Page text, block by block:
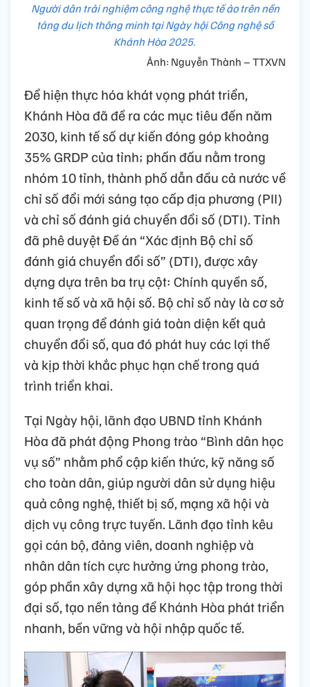
Người dân trải nghiệm công nghệ thực tế ảo trên nền
tảng du lịch thông minh tại Ngày hội Công nghệ số
Khánh Hòa 2025.
Ảnh: Nguyễn Thành – TTXVN
Để hiện thực hóa khát vọng phát triển,
Khánh Hòa đã đề ra các mục tiêu đến năm
2030, kinh tế số dự kiến đóng góp khoảng
35% GRDP của tỉnh; phấn đấu nằm trong
nhóm 10 tỉnh, thành phố dẫn đầu cả nước về
chỉ số đổi mới sáng tạo cấp địa phương (PII)
và chỉ số đánh giá chuyển đổi số (DTI). Tỉnh
đã phê duyệt Đề án “Xác định Bộ chỉ số
đánh giá chuyển đổi số” (DTI), được xây
dựng dựa trên ba trụ cột: Chính quyền số,
kinh tế số và xã hội số. Bộ chỉ số này là cơ sở
quan trọng để đánh giá toàn diện kết quả
chuyển đổi số, qua đó phát huy các lợi thế
và kịp thời khắc phục hạn chế trong quá
trình triển khai.
Tại Ngày hội, lãnh đạo UBND tỉnh Khánh
Hòa đã phát động Phong trào “Bình dân học
vụ số” nhằm phổ cập kiến thức, kỹ năng số
cho toàn dân, giúp người dân sử dụng hiệu
quả công nghệ, thiết bị số, mạng xã hội và
dịch vụ công trực tuyến. Lãnh đạo tỉnh kêu
gọi cán bộ, đảng viên, doanh nghiệp và
nhân dân tích cực hưởng ứng phong trào,
góp phần xây dựng xã hội học tập trong thời
đại số, tạo nền tảng để Khánh Hòa phát triển
nhanh, bền vững và hội nhập quốc tế.